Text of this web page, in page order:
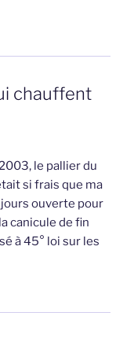
chauffent
le pallier du
si frais que ma
ouverte pour
canicule de fin
à 45° loi sur les